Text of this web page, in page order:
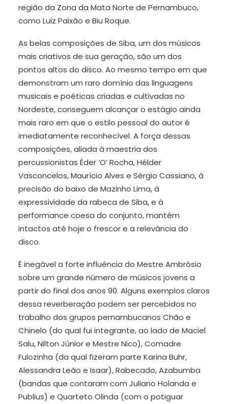
região da Zona da Mata Norte de Pernambuco,
como Luiz Paixão e Biu Roque.
As belas composições de Siba, um dos músicos
mais criativos de sua geração, são um dos
pontos altos do disco. Ao mesmo tempo em que
demonstram um raro domínio das linguagens
musicais e poéticas criadas e cultivadas no
Nordeste, conseguem alcançar o estágio ainda
mais raro em que o estilo pessoal do autor é
imediatamente reconhecível. A força dessas
composições, aliada à maestria dos
percussionistas Éder ‘O’ Rocha, Hélder
Vasconcelos, Maurício Alves e Sérgio Cassiano, à
precisão do baixo de Mazinho Lima, à
expressividade da rabeca de Siba, e à
performance coesa do conjunto, mantém
intactos até hoje o frescor e a relevância do
disco.
É inegável a forte influência do Mestre Ambrósio
sobre um grande número de músicos jovens a
partir do final dos anos 90. Alguns exemplos claros
dessa reverberação podem ser percebidos no
trabalho dos grupos pernambucanos Chão e
Chinelo (do qual fui integrante, ao lado de Maciel
Salu, Nilton Júnior e Mestre Nico), Comadre
Fulozinha (da qual fizeram parte Karina Buhr,
Alessandra Leão e Isaar), Rabecado, Azabumba
(bandas que contaram com Juliano Holanda e
Publius) e Quarteto Olinda (com o potiguar